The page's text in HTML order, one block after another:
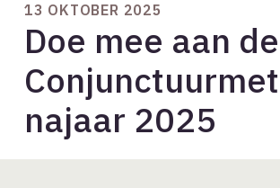
13 OKTOBER 2025
Doe mee aan
najaar 2025